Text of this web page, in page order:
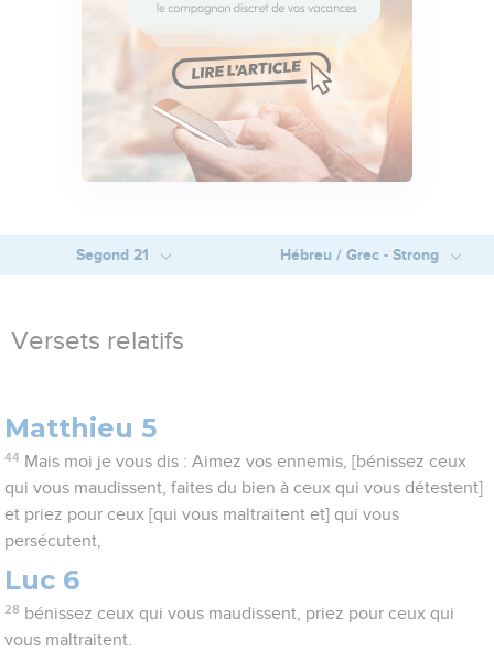
Segond 21 Hébreu / Grec - Strong
Versets relatifs
Matthieu 5
44 Mais moi je vous dis : Aimez vos ennemis, [bénissez ceux
qui vous maudissent, faites du bien à ceux qui vous détestent]
et priez pour ceux [qui vous maltraitent et] qui vous
persécutent,
Luc 6
28 bénissez ceux qui vous maudissent, priez pour ceux qui
vous maltraitent.